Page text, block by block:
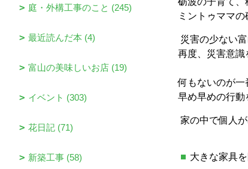
ミントゥママの
災害の少ない
再度、災害意識
何もないのが一
早め早めの行動
家の中で個人
大きな家具
庭・外構工事のこと (245)
最近読んだ本 (4)
富山の美味しいお店 (19)
イベント (303)
花日記 (71)
新築工事 (58)